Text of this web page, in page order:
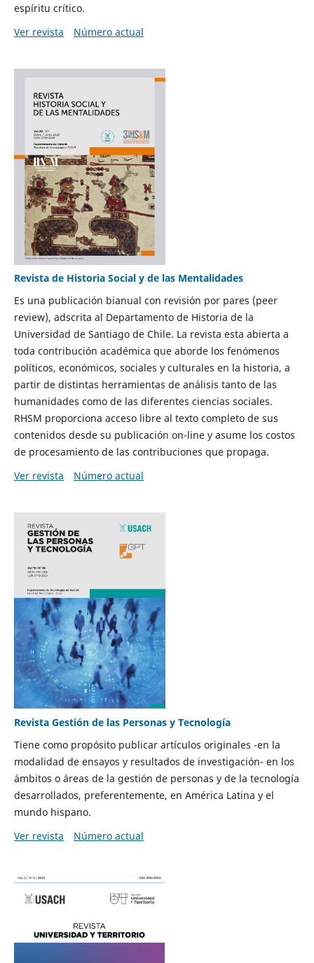
espíritu crítico.
Ver revista
Número actual
Revista de Historia Social y de las Mentalidades
Es una publicación bianual con revisión por pares (peer
review), adscrita al Departamento de Historia de la
Universidad de Santiago de Chile. La revista esta abierta a
toda contribución académica que aborde los fenómenos
políticos, económicos, sociales y culturales en la historia, a
partir de distintas herramientas de análisis tanto de las
humanidades como de las diferentes ciencias sociales.
RHSM proporciona acceso libre al texto completo de sus
contenidos desde su publicación on-line y asume los costos
de procesamiento de las contribuciones que propaga.
Ver revista
Número actual
Revista Gestión de las Personas y Tecnología
Tiene como propósito publicar artículos originales -en la
modalidad de ensayos y resultados de investigación- en los
ámbitos o áreas de la gestión de personas y de la tecnología
desarrollados, preferentemente, en América Latina y el
mundo hispano.
Ver revista
Número actual